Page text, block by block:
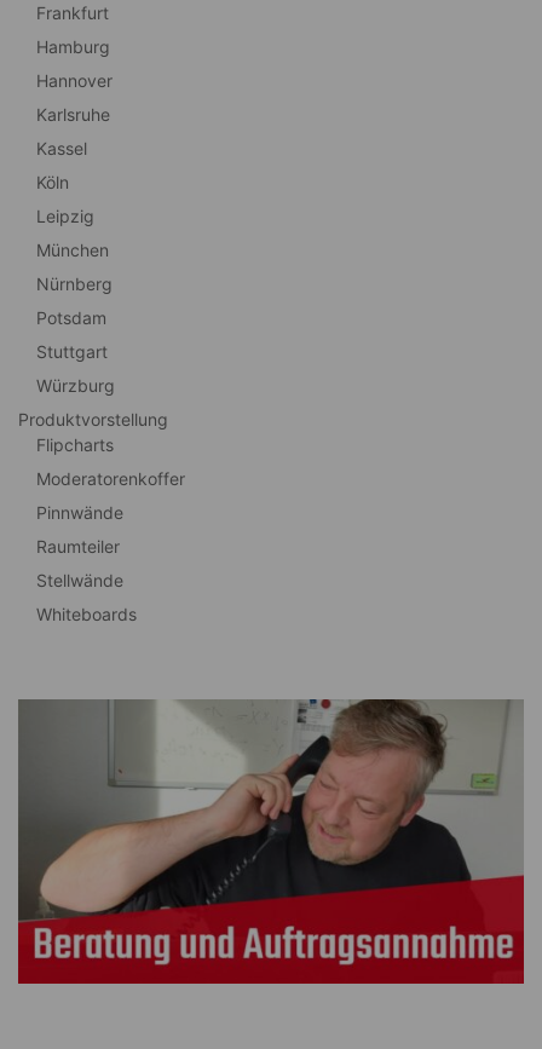
Frankfurt
Hamburg
Hannover
Karlsruhe
Kassel
Köln
Leipzig
München
Nürnberg
Potsdam
Stuttgart
Würzburg
Produktvorstellung
Flipcharts
Moderatorenkoffer
Pinnwände
Raumteiler
Stellwände
Whiteboards